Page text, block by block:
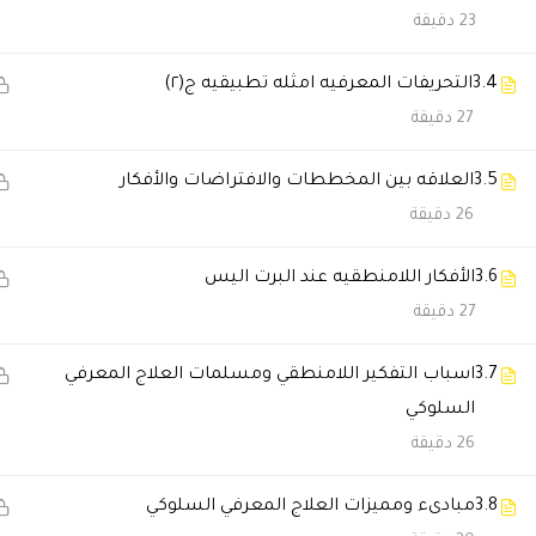
23 دقيقة
3.4التحريفات المعرفيه امثله تطبيقيه ج(٢)
27 دقيقة
3.5العلاقه بين المخططات والافتراضات والأفكار
26 دقيقة
3.6الأفكار اللامنطقيه عند البرت اليس
27 دقيقة
3.7اسباب التفكير اللامنطقي ومسلمات العلاج المعرفي
السلوكي
26 دقيقة
3.8مبادىء ومميزات العلاج المعرفي السلوكي
ربي أكرمني بوظيفة أفضل بعد
عبدالعزيز الكندي